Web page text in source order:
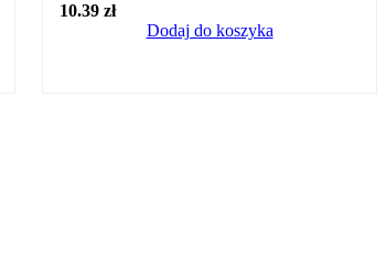
10.39 zł
Dodaj do koszyka